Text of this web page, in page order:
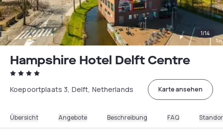
1/14
Hampshire Hotel Delft Centre
Koepoortplaats 3, Delft, Netherlands Karte ansehen
Übersicht Angebote Beschreibung FAQ